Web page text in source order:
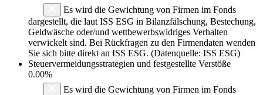
Es wird die Gewichtung von Firmen im Fonds
dargestellt, die laut ISS ESG in Bilanzfälschung, Bestechung,
Geldwäsche oder/und wettbewerbswidriges Verhalten
verwickelt sind. Bei Rückfragen zu den Firmendaten wenden
Sie sich bitte direkt an ISS ESG. (Datenquelle: ISS ESG)
Steuervermeidungsstrategien und festgestellte Verstöße
0.00%
Es wird die Gewichtung von Firmen im Fonds